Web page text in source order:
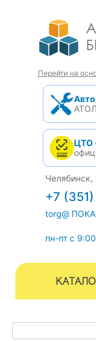
Перейти на
ЦТО
+7
пн-пт с